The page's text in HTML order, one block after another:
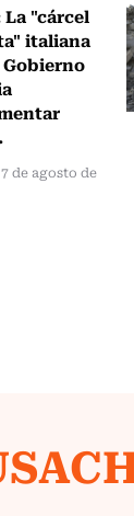
La "cárcel
italiana
de agosto de